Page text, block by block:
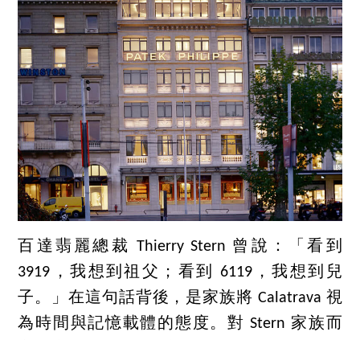
百達翡麗總裁 Thierry Stern 曾說：「看到
3919，我想到祖父；看到 6119，我想到兒
子。」在這句話背後，是家族將 Calatrava 視
為時間與記憶載體的態度。對 Stern 家族而